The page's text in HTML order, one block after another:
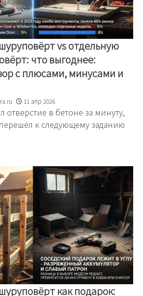
vs отдельную
что выгоднее:
с плюсами, минусами и
11 апр 2026
отверстие в бетоне за минуту,
к следующему заданию
как подарок: